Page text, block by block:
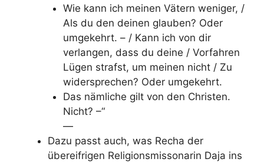
Wie kann ich meinen Vätern weniger, /
Als du den deinen glauben? Oder
umgekehrt. – / Kann ich von dir
verlangen, dass du deine / Vorfahren
Lügen strafst, um meinen nicht / Zu
widersprechen? Oder umgekehrt.
Das nämliche gilt von den Christen.
Nicht? –“
—
Dazu passt auch, was Recha der
übereifrigen Religionsmissonarin Daja ins